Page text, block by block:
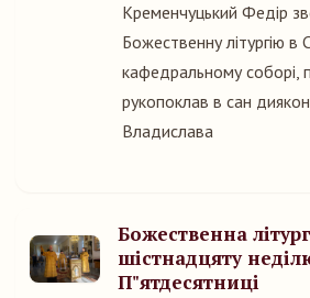
Кременчуцький Федір
Божественну літургію в
кафедральному соборі,
рукопоклав в сан
Владислава
Божественна
шістнадцяту
П"ятдесятниці